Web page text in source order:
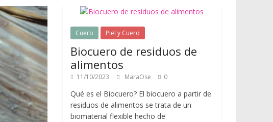
Cuero Piel y Cuero
Biocuero de residuos de
alimentos
11/10/2023 MaraOse 0
Qué es el Biocuero? El biocuero a partir de
residuos de alimentos se trata de un
biomaterial flexible hecho de